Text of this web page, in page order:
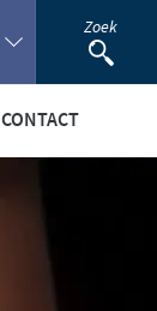
Zoek
CONTACT